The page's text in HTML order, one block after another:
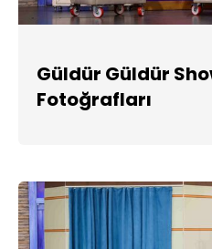
Güldür Güldür
Fotoğrafları